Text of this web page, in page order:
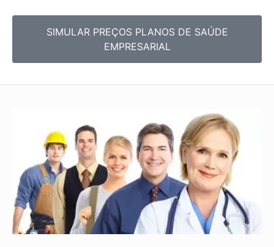
SIMULAR PREÇOS PLANOS DE SAÚDE
EMPRESARIAL